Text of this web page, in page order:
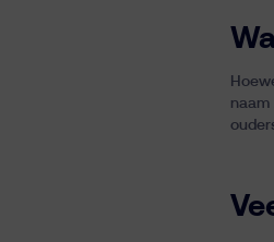
naam